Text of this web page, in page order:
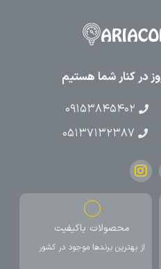
۰۹۱۵۳۸۴۵۴۰۲
۰۵۱۳۷۱۳۲۳۸۷
محصولات باکیفیت
از بهترین برندها موجود در کشور